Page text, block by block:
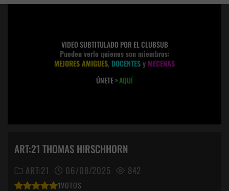
VIDEO SUBTITULADO POR EL CLUBSUB
Pueden verlo quienes son miembros:
MEJORES AMIGUES, DOCENTESy MECENAS
ÚNETE >AQUÍ
ART:21 THOMAS HIRSCHHORN
ART:21 06/08/2025 842
1VOTOS